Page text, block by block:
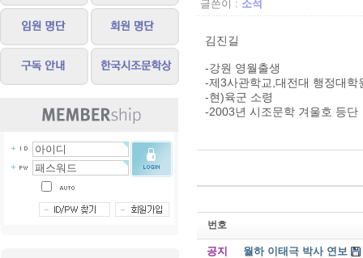
글쓴이 : 소석
김진길
-강원 영월출생
-제3사관학교,대전대 행정대학
-현)육군 소령
-2003년 시조문학 겨울호 등단
번호
공지 월하 이태극 박사 연보